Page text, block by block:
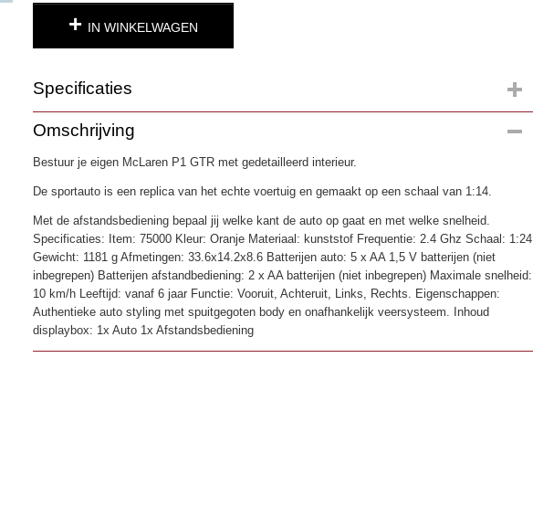
IN WINKELWAGEN
Specificaties
Productcode
EAN code
Omschrijving
Bestuur je eigen McLaren P1 GTR met gedetailleerd interieur.
De sportauto is een replica van het echte voertuig en gemaakt op een schaal van 1:14.
Met de afstandsbediening bepaal jij welke kant de auto op gaat en met welke snelheid.
Specificaties: Item: 75000 Kleur: Oranje Materiaal: kunststof Frequentie: 2.4 Ghz Schaal: 1:24
Gewicht: 1181 g Afmetingen: 33.6x14.2x8.6 Batterijen auto: 5 x AA 1,5 V batterijen (niet
inbegrepen) Batterijen afstandbediening: 2 x AA batterijen (niet inbegrepen) Maximale snelheid:
10 km/h Leeftijd: vanaf 6 jaar Functie: Vooruit, Achteruit, Links, Rechts. Eigenschappen:
Authentieke auto styling met spuitgegoten body en onafhankelijk veersysteem. Inhoud
displaybox: 1x Auto 1x Afstandsbediening